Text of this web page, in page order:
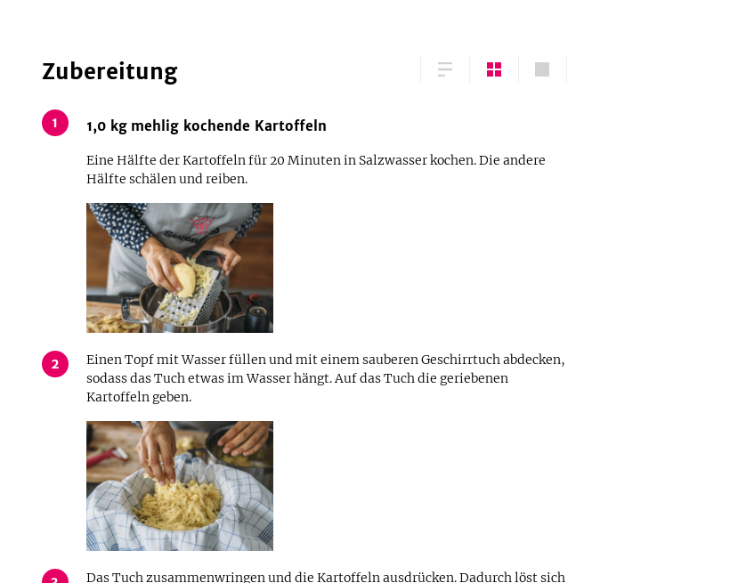
Zubereitung
1 1,0 kg mehlig kochende Kartoffeln
Eine Hälfte der Kartoffeln für 20 Minuten in Salzwasser kochen. Die andere
Hälfte schälen und reiben.
2
Einen Topf mit Wasser füllen und mit einem sauberen Geschirrtuch abdecken,
sodass das Tuch etwas im Wasser hängt. Auf das Tuch die geriebenen
Kartoffeln geben.
Das Tuch zusammenwringen und die Kartoffeln ausdrücken. Dadurch löst sich